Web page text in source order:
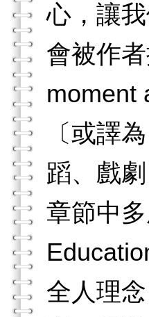
心，讓
會被作
moment
〔或譯
蹈、戲
章節中
全人理